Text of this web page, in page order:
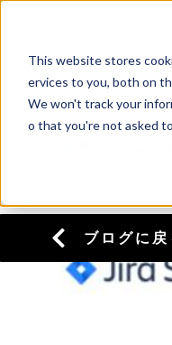
This website stores
ervices to you, both on
We won't track your
o that you're not asked
ブログに戻